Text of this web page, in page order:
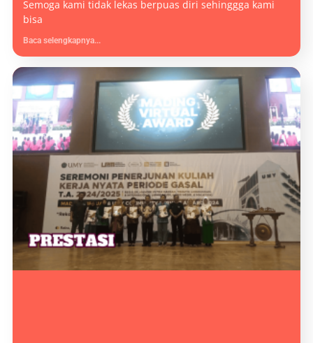
Semoga kami tidak lekas berpuas diri sehinggga kami
bisa
Baca selengkapnya...